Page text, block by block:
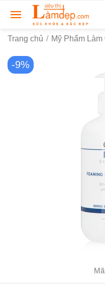
Trang chủ / Mỹ Phẩm
-9%